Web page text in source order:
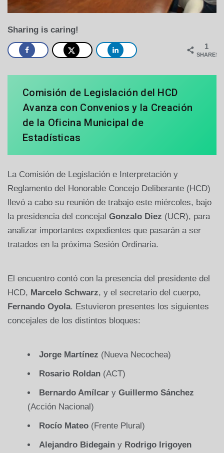
Sharing is caring!
1
SHARES
Comisión de Legislación del HCD
Avanza con Convenios y la Creación
de la Oficina Municipal de
Estadísticas
La Comisión de Legislación e Interpretación y
Reglamento del Honorable Concejo Deliberante (HCD)
llevó a cabo su reunión de trabajo este miércoles, bajo
la presidencia del concejal Gonzalo Diez (UCR), para
analizar importantes expedientes que pasarán a ser
tratados en la próxima Sesión Ordinaria.
El encuentro contó con la presencia del presidente del
HCD, Marcelo Schwarz, y el secretario del cuerpo,
Fernando Oyola. Estuvieron presentes los siguientes
concejales de los distintos bloques:
Jorge Martínez (Nueva Necochea)
Rosario Roldan (ACT)
Bernardo Amílcar y Guillermo Sánchez
(Acción Nacional)
Rocío Mateo (Frente Plural)
Alejandro Bidegain y Rodrigo Irigoyen